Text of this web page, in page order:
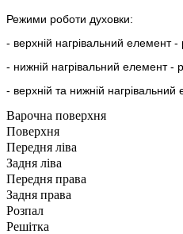
Режими роботи духовки:
- верхній нагрівальний елемент
- нижній нагрівальний елемент -
- верхній та нижній
Варочна поверхня
Поверхня
Передня ліва
Задня ліва
Передня права
Задня права
Розпал
Решітка